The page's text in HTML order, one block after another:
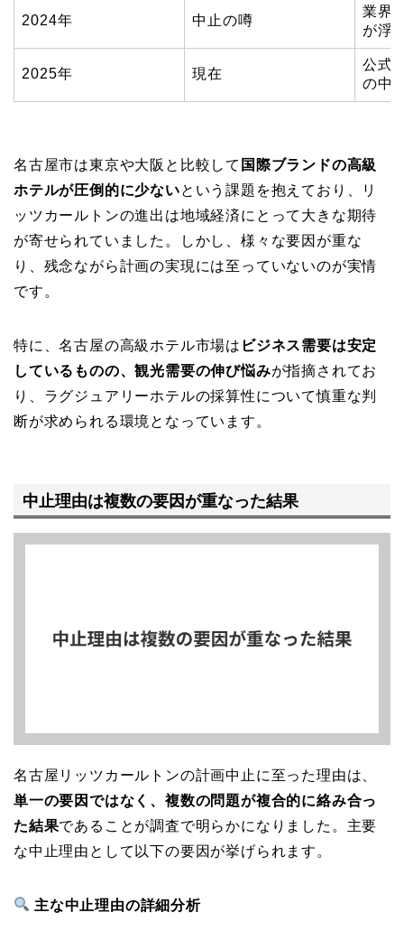
2024年 中止の噂
業界
が浮
2025年 現在
公式
の中
名古屋市は東京や大阪と比較して 国際ブランドの高級
ホテルが圧倒的に少ないという課題を抱えており、リ
ッツカールトンの進出は地域経済にとって大きな期待
が寄せられていました。しかし、様々な要因が重な
り、残念ながら計画の実現には至っていないのが実情
です。
特に、名古屋の高級ホテル市場は ビジネス需要は安定
しているものの、観光需要の伸び悩みが指摘されてお
り、ラグジュアリーホテルの採算性について慎重な判
断が求められる環境となっています。
中止理由は複数の要因が重なった結果
名古屋リッツカールトンの計画中止に至った理由は、
単一の要因ではなく、複数の問題が複合的に絡み合っ
た結果であることが調査で明らかになりました。主要
な中止理由として以下の要因が挙げられます。
主な中止理由の詳細分析